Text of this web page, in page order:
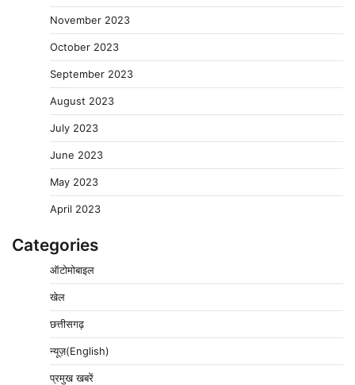
November 2023
October 2023
September 2023
August 2023
July 2023
June 2023
May 2023
April 2023
Categories
ऑटोमोबाइल
खेल
छत्तीसगढ़
न्यूज़(English)
प्रमुख खबरें